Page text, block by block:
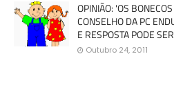
OPINIÃO: 'OS
CONSELHO DA PC
E RESPOSTA PODE
Outubro 24, 2011